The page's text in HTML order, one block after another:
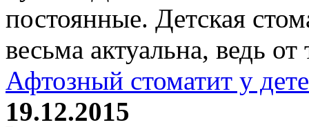
постоянные. Детская
весьма актуальна, ведь от
Афтозный стоматит у
19.12.2015